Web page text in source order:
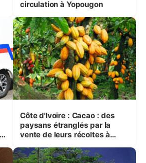
circulation à Yopougon
Côte d'Ivoire : Cacao : des
paysans étranglés par la
vente de leurs récoltes à